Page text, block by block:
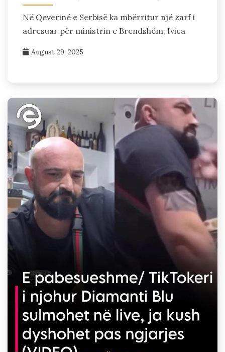
Në Qeverinë e Serbisë ka mbërritur një zarf i
adresuar për ministrin e Brendshëm, Ivica
August 29, 2025